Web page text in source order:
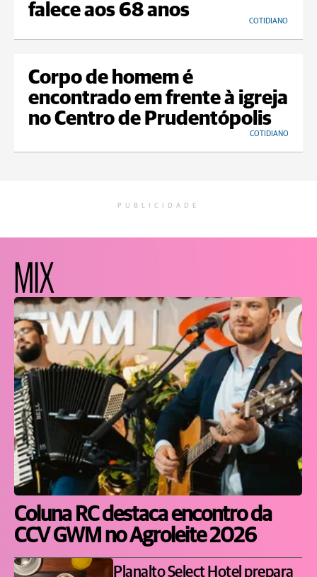
falece aos 68 anos
COTIDIANO
Corpo de homem é
encontrado em frente à igreja
no Centro de Prudentópolis
COTIDIANO
PUBLICIDADE
MIX
Coluna RC destaca encontro da
CCV GWM no Agroleite 2026
Planalto Select Hotel prepara